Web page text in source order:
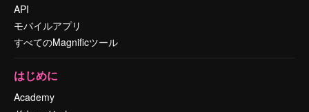
API
モバイルアプリ
すべてのMagnificツール
はじめに
Academy